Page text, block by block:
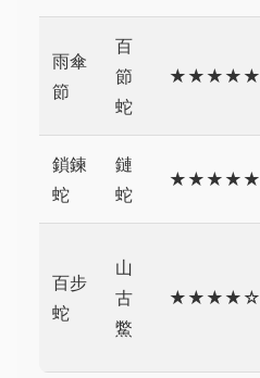
雨傘
節
百
節
蛇
★★★★★
鎖鍊
蛇
鏈
蛇
★★★★★
百步
蛇
山
古
鱉
★★★★☆